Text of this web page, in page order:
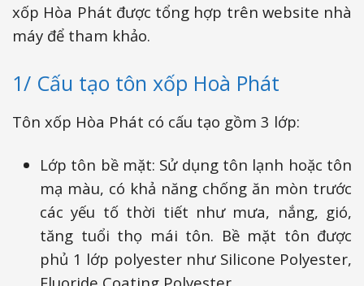
xốp Hòa Phát được tổng hợp trên website nhà
máy để tham khảo.
1/ Cấu tạo tôn xốp Hoà Phát
Tôn xốp Hòa Phát có cấu tạo gồm 3 lớp:
Lớp tôn bề mặt: Sử dụng tôn lạnh hoặc tôn
mạ màu, có khả năng chống ăn mòn trước
các yếu tố thời tiết như mưa, nắng, gió,
tăng tuổi thọ mái tôn. Bề mặt tôn được
phủ 1 lớp polyester như Silicone Polyester,